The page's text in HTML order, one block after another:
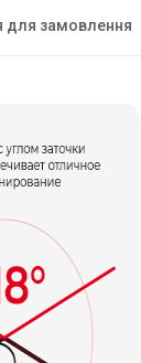
для замовлення